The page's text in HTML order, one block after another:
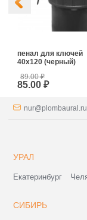
пенал для ключей
40х120 (черный)
85.00 ₽
89.00₽
nur@plombaural.ru
УРАЛ
Екатеринбург
СИБИРЬ